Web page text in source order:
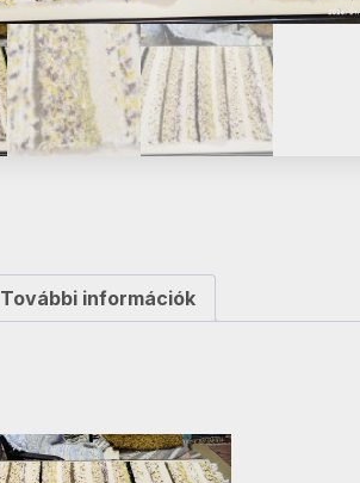
További információk